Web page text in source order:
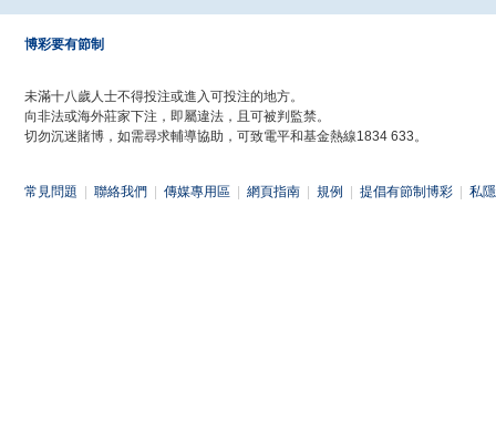
博彩要有節制
未滿十八歲人士不得投注或進入可投注的地方。
向非法或海外莊家下注，即屬違法，且可被判監禁。
切勿沉迷賭博，如需尋求輔導協助，可致電平和基金熱線1834 633。
常見問題 聯絡我們 傳媒專用區 網頁指南 規例 提倡有節制博彩 私